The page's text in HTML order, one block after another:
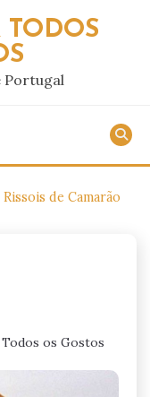
TODOS
Portugal
Rissois de Camarão
os Gostos